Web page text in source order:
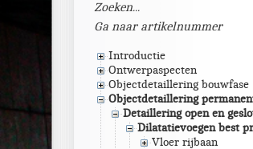
Introductie
Ontwerpaspecten
Objectdetaillering bouwfase
Objectdetaillering
Detaillering open en
Dilatatievoegen best
Vloer rijbaan